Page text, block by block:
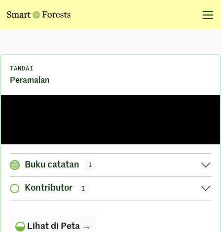
TANDAI
Peramalan
Buku catatan 1
Kontributor 1
Lihat di Peta →